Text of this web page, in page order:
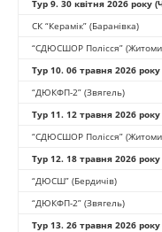
Тур 9. 30 квітня 2026 року
СК “Керамік” (Баранівка)
“СДЮСШОР Полісся”
Тур 10. 06 травня 2026
“ДЮКФП-2” (Звягель)
Тур 11. 12 травня 2026 року
“СДЮСШОР Полісся”
Тур 12. 18 травня 2026
“ДЮСШ” (Бердичів)
“ДЮКФП-2” (Звягель)
Тур 13. 26 травня 2026 року